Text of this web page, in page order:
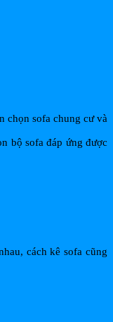
chọn sofa chung cư và
bộ sofa đáp ứng được
cách kê sofa cũng